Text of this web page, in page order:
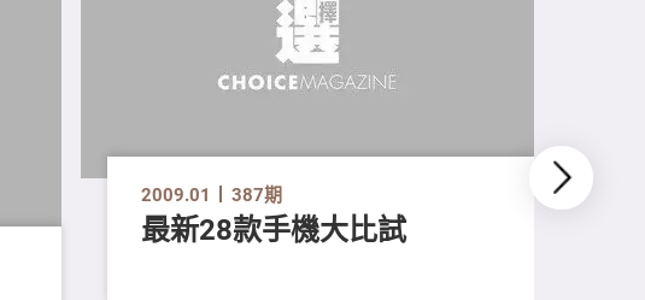
2009.01 387期
最新28款手機大比試